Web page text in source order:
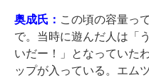
奥成氏： この頃の容量っ
で。当時に遊んだ人は「
いだー！」となっていた
ップが入っている。エム